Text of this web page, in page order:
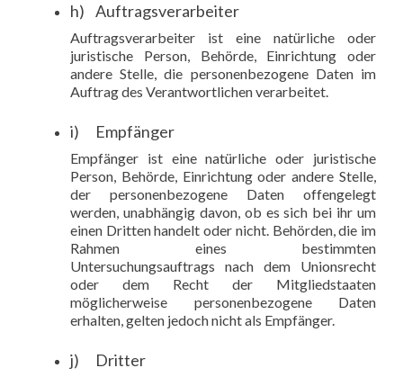
h) Auftragsverarbeiter
Auftragsverarbeiter ist eine natürliche oder
juristische Person, Behörde, Einrichtung oder
andere Stelle, die personenbezogene Daten im
Auftrag des Verantwortlichen verarbeitet.
i) Empfänger
Empfänger ist eine natürliche oder juristische
Person, Behörde, Einrichtung oder andere Stelle,
der personenbezogene Daten offengelegt
werden, unabhängig davon, ob es sich bei ihr um
einen Dritten handelt oder nicht. Behörden, die im
Rahmen eines bestimmten
Untersuchungsauftrags nach dem Unionsrecht
oder dem Recht der Mitgliedstaaten
möglicherweise personenbezogene Daten
erhalten, gelten jedoch nicht als Empfänger.
j) Dritter